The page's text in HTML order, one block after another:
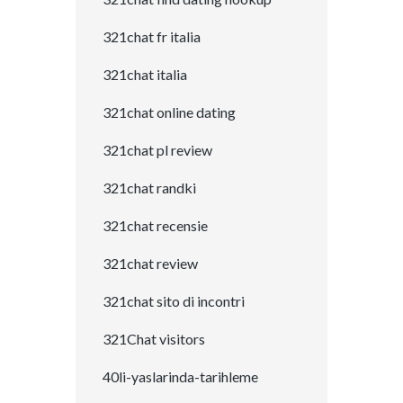
321chat fr italia
321chat italia
321chat online dating
321chat pl review
321chat randki
321chat recensie
321chat review
321chat sito di incontri
321Chat visitors
40li-yaslarinda-tarihleme